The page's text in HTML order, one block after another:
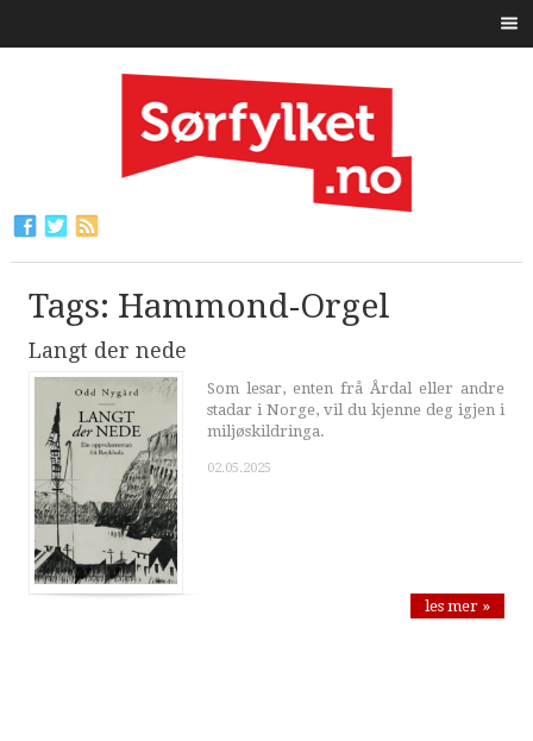
Tags: Hammond-Orgel
Langt der nede
Som lesar, enten frå Årdal eller andre
stadar i Norge, vil du kjenne deg igjen i
miljøskildringa.
02.05.2025
les mer »